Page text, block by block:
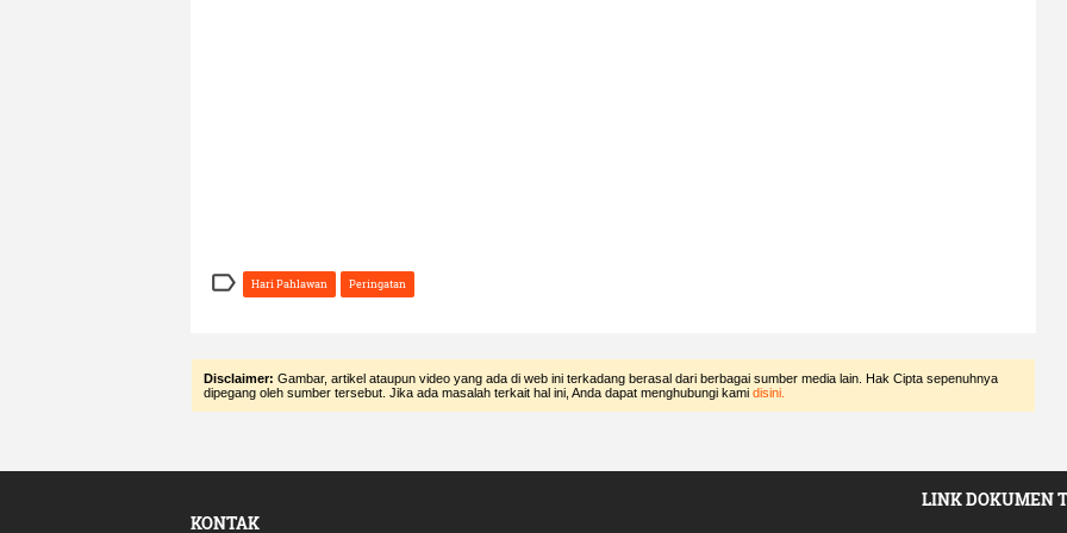
 Hari Pahlawan Peringatan
Disclaimer: Gambar, artikel ataupun video yang ada di web ini terkadang berasal dari berbagai sumber media lain. Hak Cipta sepenuhnya
dipegang oleh sumber tersebut. Jika ada masalah terkait hal ini, Anda dapat menghubungi kami disini.
KONTAK
LINK DOKUMEN